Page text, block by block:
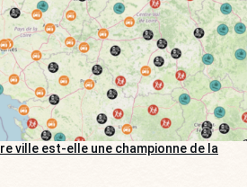
ville est-elle une championne de la